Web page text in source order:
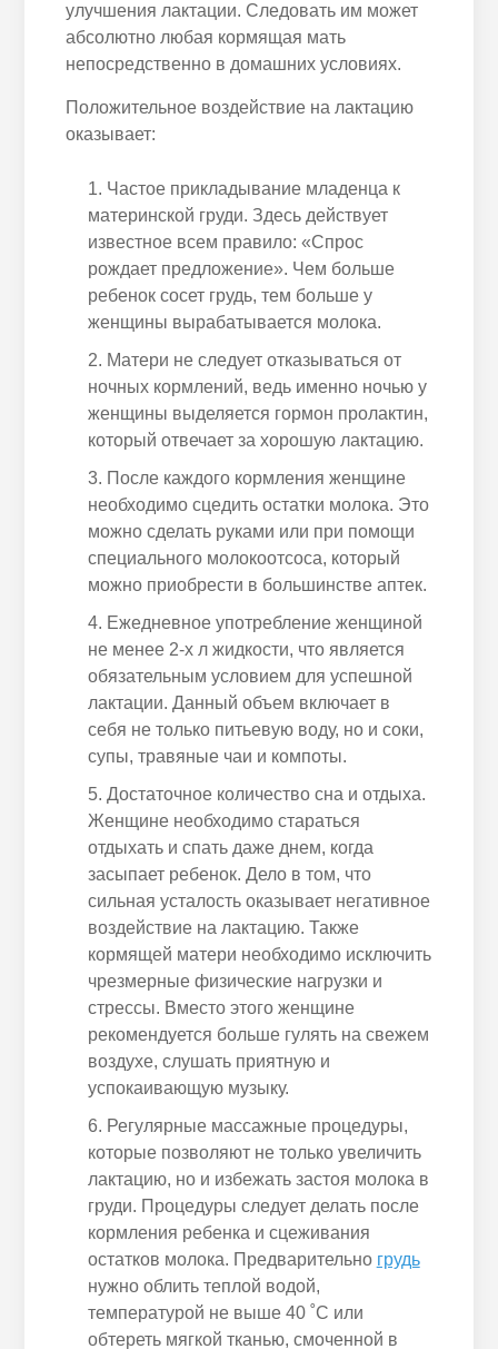
улучшения лактации. Следовать им может
абсолютно любая кормящая мать
непосредственно в домашних условиях.
Положительное воздействие на лактацию
оказывает:
Частое прикладывание младенца к
материнской груди. Здесь действует
известное всем правило: «Спрос
рождает предложение». Чем больше
ребенок сосет грудь, тем больше у
женщины вырабатывается молока.
Матери не следует отказываться от
ночных кормлений, ведь именно ночью у
женщины выделяется гормон пролактин,
который отвечает за хорошую лактацию.
После каждого кормления женщине
необходимо сцедить остатки молока. Это
можно сделать руками или при помощи
специального молокоотсоса, который
можно приобрести в большинстве аптек.
Ежедневное употребление женщиной
не менее 2-х л жидкости, что является
обязательным условием для успешной
лактации. Данный объем включает в
себя не только питьевую воду, но и соки,
супы, травяные чаи и компоты.
Достаточное количество сна и отдыха.
Женщине необходимо стараться
отдыхать и спать даже днем, когда
засыпает ребенок. Дело в том, что
сильная усталость оказывает негативное
воздействие на лактацию. Также
кормящей матери необходимо исключить
чрезмерные физические нагрузки и
стрессы. Вместо этого женщине
рекомендуется больше гулять на свежем
воздухе, слушать приятную и
успокаивающую музыку.
Регулярные массажные процедуры,
которые позволяют не только увеличить
лактацию, но и избежать застоя молока в
груди. Процедуры следует делать после
кормления ребенка и сцеживания
остатков молока. Предварительно грудь
нужно облить теплой водой,
температурой не выше 40 ˚С или
обтереть мягкой тканью, смоченной в